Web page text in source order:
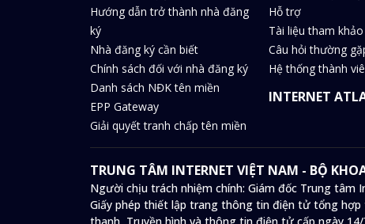
Hướng dẫn trở thành nhà đăng
ký
Nhà đăng ký cần biết
Chính sách đối với nhà đăng ký
Danh sách NĐK tên miền
EPP Gateway
Giải quyết tranh chấp tên miền
Hỗ trợ
Tài liệu tham khảo
Câu hỏi thường
Hệ thống thành
INTERNET
TRUNG TÂM INTERNET VIỆT NAM - BỘ
Người chịu trách nhiệm chính: Giám đốc Trung tâm
Giấy phép thiết lập trang thông tin điện tử tổng